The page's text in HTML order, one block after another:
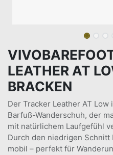
LEATHER AT
BRACKEN
Der Tracker Leather AT
Barfuß-Wanderschuh, der
mit natürlichem Laufgefühl
Durch den niedrigen
mobil – perfekt für